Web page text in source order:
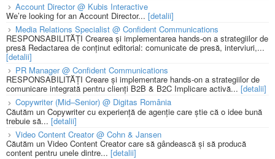
Account Director @ Kubis Interactive
We’re looking for an Account Director... [detalii]
Media Relations Specialist @ Confident Communications
RESPONSABILITĂȚI Crearea și implementarea hands-on a strategiilor de
presă Redactarea de conținut editorial: comunicate de presă, interviuri,...
[detalii]
PR Manager @ Confident Communications
RESPONSABILITĂȚI Creare și implementare hands-on a strategiilor de
comunicare integrată pentru clienți B2B & B2C Implicare activă... [detalii]
Copywriter (Mid–Senior) @ Digitas România
Căutăm un Copywriter cu experiență de agenție care știe că o idee bună
trebuie să... [detalii]
Video Content Creator @ Cohn & Jansen
Căutăm un Video Content Creator care să gândească și să producă
content pentru unele dintre... [detalii]